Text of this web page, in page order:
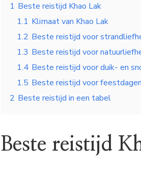
1 Beste reistijd Khao Lak
1.1 Klimaat van Khao Lak
1.2 Beste reistijd voor
1.3 Beste reistijd voor
1.4 Beste reistijd voor duik- en
1.5 Beste reistijd voor
2 Beste reistijd in een tabel
Beste reistijd